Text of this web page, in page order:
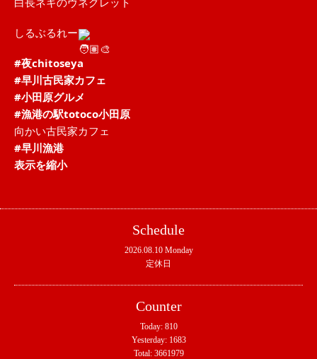
しるぶるれー
#夜chitoseya
#早川古民家カフェ
#小田原グルメ
#漁港の駅totoco小田原
向かい古民家カフェ
#早川漁港
表示を縮小
Schedule
2026.08.10 Monday
定休日
Counter
Today: 810
Yesterday: 1683
Total: 3661979